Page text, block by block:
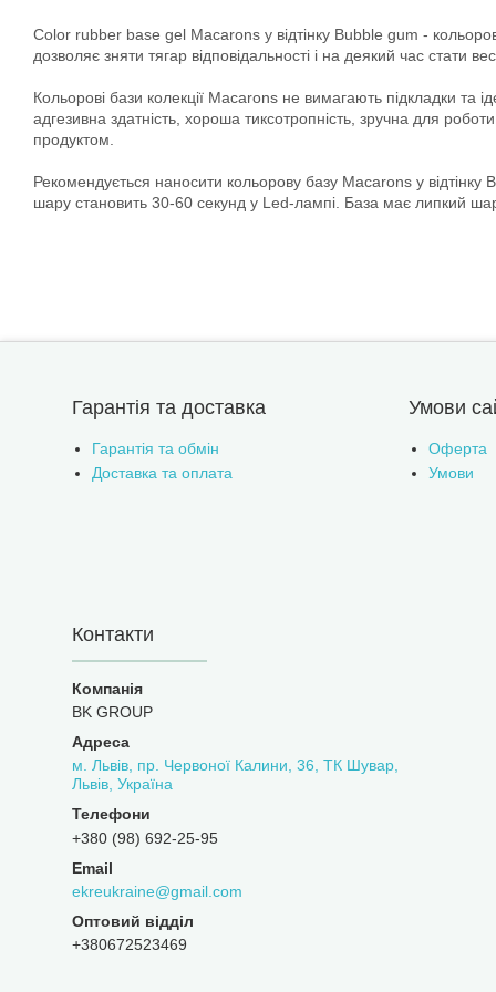
Color rubber base gel Macarons у відтінку Bubble gum -
дозволяє зняти тягар відповідальності і на деякий час
Кольорові бази колекції Macarons не вимагають підкладки та
адгезивна здатність, хороша тиксотропність, зручна для
продуктом.
Рекомендується наносити кольорову базу Macarons у
шару становить 30-60 секунд у Led-лампі. База має липкий
Гарантія та доставка
Гарантія та обмін
Доставка та оплата
Умови
Оферта
Умови
Контакти
BK GROUP
м. Львів, пр. Червоної Калини, 36, ТК Шувар,
Львів, Україна
+380 (98) 692-25-95
ekreukraine@gmail.com
Оптовий відділ
+380672523469